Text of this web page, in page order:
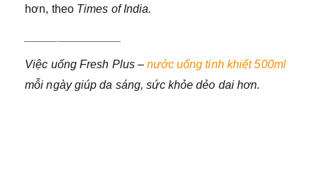
hơn, theo Times of India.
Việc uống Fresh Plus –nước uống tinh khiết 500ml
mỗi ngày giúp da sáng, sức khỏe dẻo dai hơn.